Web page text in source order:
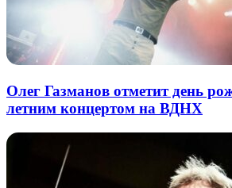
Олег Газманов отметит день
летним концертом на ВДНХ